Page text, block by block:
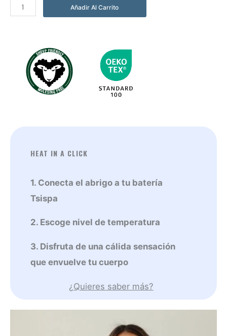
Abrigo
Kalón
cantidad
Añadir Al Carrito
HEAT IN A CLICK
1. Conecta el abrigo a tu batería
Tsispa
2. Escoge nivel de temperatura
3. Disfruta de una cálida sensación
que envuelve tu cuerpo
¿Quieres saber más?